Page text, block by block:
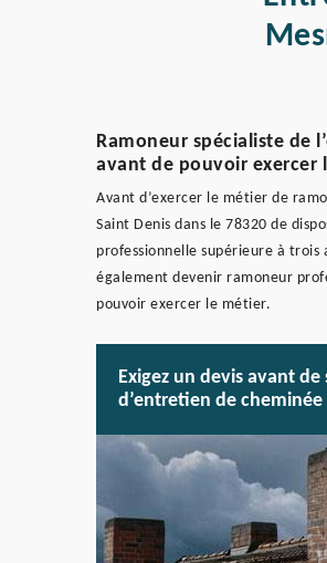
Ramoneur spécialiste de
avant de pouvoir exercer
Avant d’exercer le métier de
Saint Denis dans le 78320 de
professionnelle supérieure à
également devenir ramoneur
pouvoir exercer le métier.
Exigez un devis avant
d’entretien de cheminée